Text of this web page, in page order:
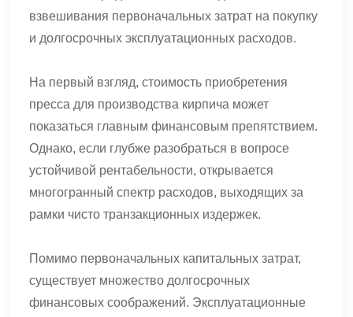
взвешивания первоначальных затрат на покупку
и долгосрочных эксплуатационных расходов.
На первый взгляд, стоимость приобретения
пресса для производства кирпича может
показаться главным финансовым препятствием.
Однако, если глубже разобраться в вопросе
устойчивой рентабельности, открывается
многогранный спектр расходов, выходящих за
рамки чисто транзакционных издержек.
Помимо первоначальных капитальных затрат,
существует множество долгосрочных
финансовых соображений. Эксплуатационные